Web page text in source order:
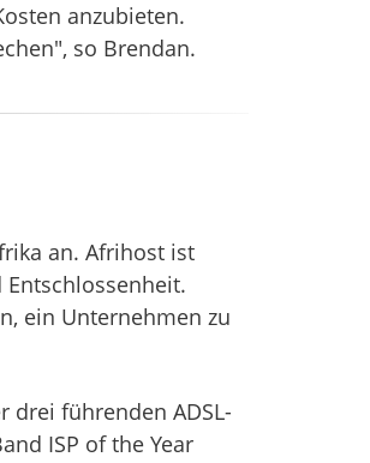
anzubieten.
so Brendan.
an. Afrihost ist
ein Unternehmen zu
drei führenden ADSL-
ISP of the Year